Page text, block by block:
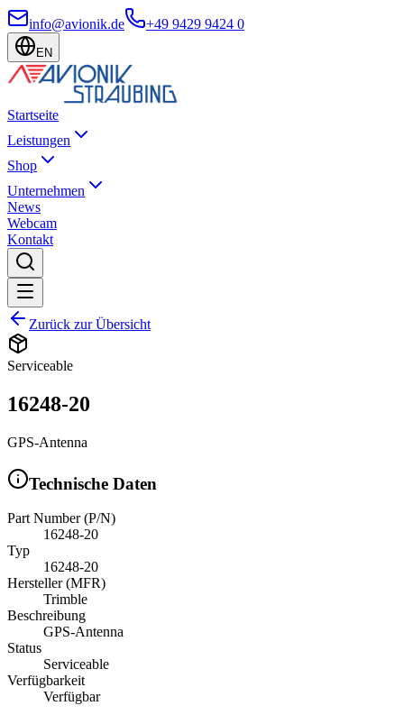
info@avionik.de +49 9429 9424 0
EN
Startseite
Leistungen
Shop
Unternehmen
News
Webcam
Kontakt
Zurück zur Übersicht
Serviceable
16248-20
GPS-Antenna
Technische Daten
Part Number (P/N)
16248-20
Typ
16248-20
Hersteller (MFR)
Trimble
Beschreibung
GPS-Antenna
Status
Serviceable
Verfügbarkeit
Verfügbar